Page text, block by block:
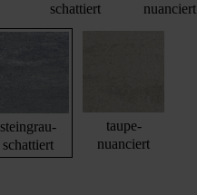
schattiert
nuanciert
steingrau-
schattiert
taupe-
nuanciert